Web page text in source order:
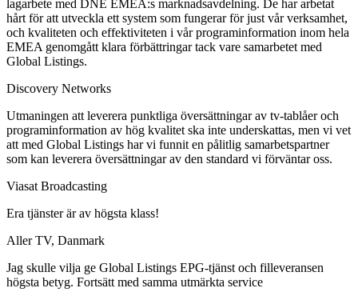
lagarbete med DNE EMEA:s marknadsavdelning. De har arbetat
hårt för att utveckla ett system som fungerar för just vår verksamhet,
och kvaliteten och effektiviteten i vår programinformation inom hela
EMEA genomgått klara förbättringar tack vare samarbetet med
Global Listings.
Discovery Networks
Utmaningen att leverera punktliga översättningar av tv-tablåer och
programinformation av hög kvalitet ska inte underskattas, men vi vet
att med Global Listings har vi funnit en pålitlig samarbetspartner
som kan leverera översättningar av den standard vi förväntar oss.
Viasat Broadcasting
Era tjänster är av högsta klass!
Aller TV, Danmark
Jag skulle vilja ge Global Listings EPG-tjänst och filleveransen
högsta betyg. Fortsätt med samma utmärkta service